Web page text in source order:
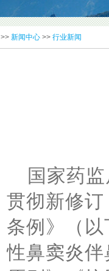
>> 新闻中心 >> 行业新闻
国家药
贯彻新修
条例》（
性鼻窦炎